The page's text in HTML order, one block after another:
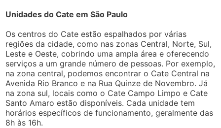
Unidades do Cate em São Paulo
Os centros do Cate estão espalhados por várias
regiões da cidade, como nas zonas Central, Norte, Sul,
Leste e Oeste, cobrindo uma ampla área e oferecendo
serviços a um grande número de pessoas. Por exemplo,
na zona central, podemos encontrar o Cate Central na
Avenida Rio Branco e na Rua Quinze de Novembro. Já
na zona sul, locais como o Cate Campo Limpo e Cate
Santo Amaro estão disponíveis. Cada unidade tem
horários específicos de funcionamento, geralmente das
8h às 16h.